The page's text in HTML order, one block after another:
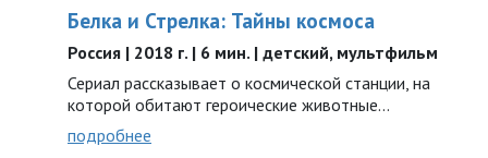
Белка и Стрелка: Тайны космоса
Россия | 2018 г. | 6 мин. | детский, мультфильм
Сериал рассказывает о космической станции, на
которой обитают героические животные…
подробнее